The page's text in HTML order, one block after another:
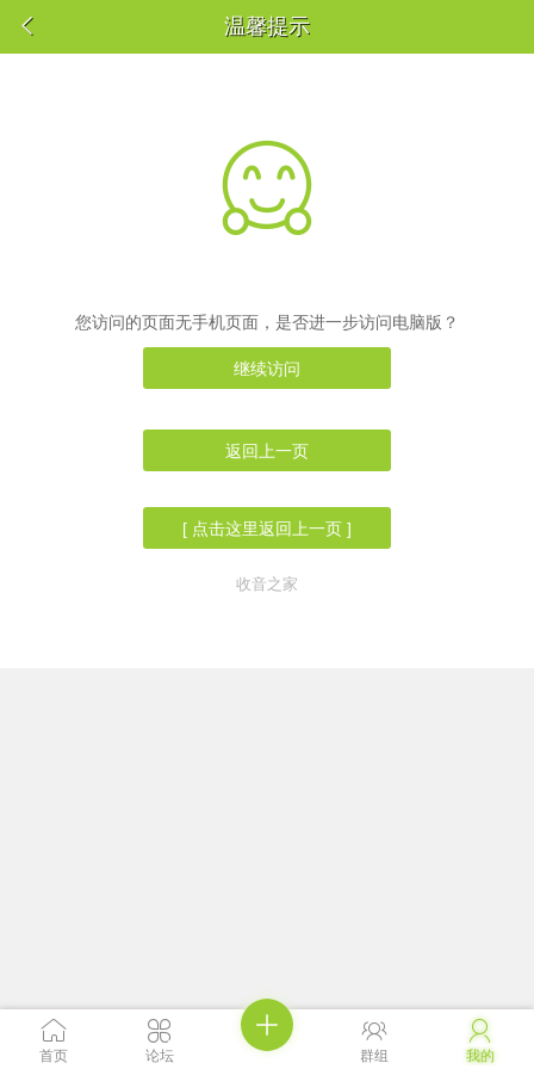

首页

论坛
 
群组

我的
 温馨提示

您访问的页面无手机页面，是否进一步访问电脑版？
继续访问
返回上一页
[ 点击这里返回上一页 ]
收音之家